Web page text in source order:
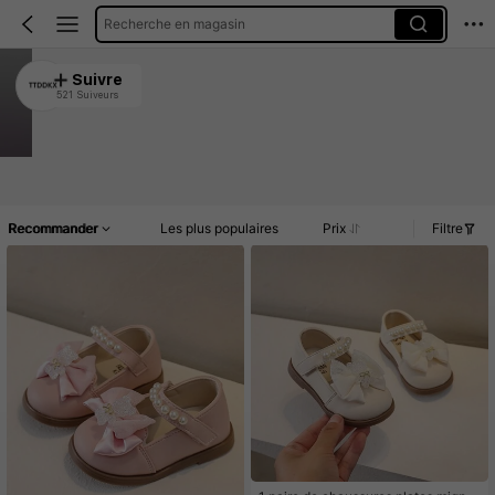
Recherche en magasin
TTDDKX
4.96
Suivre
521 Suiveurs
Recommander Les plus populaires Prix Filtre